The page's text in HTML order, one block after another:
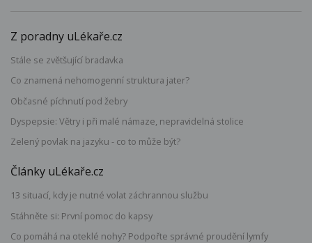
Z poradny uLékaře.cz
Stále se zvětšující bradavka
Co znamená nehomogenní struktura jater?
Občasné píchnutí pod žebry
Dyspepsie: Větry i při malé námaze, nepravidelná stolice
Zelený povlak na jazyku - co to může být?
Články uLékaře.cz
13 situací, kdy je nutné volat záchrannou službu
Stáhněte si: První pomoc do kapsy
Co pomáhá na oteklé nohy? Podpořte správné proudění lymfy